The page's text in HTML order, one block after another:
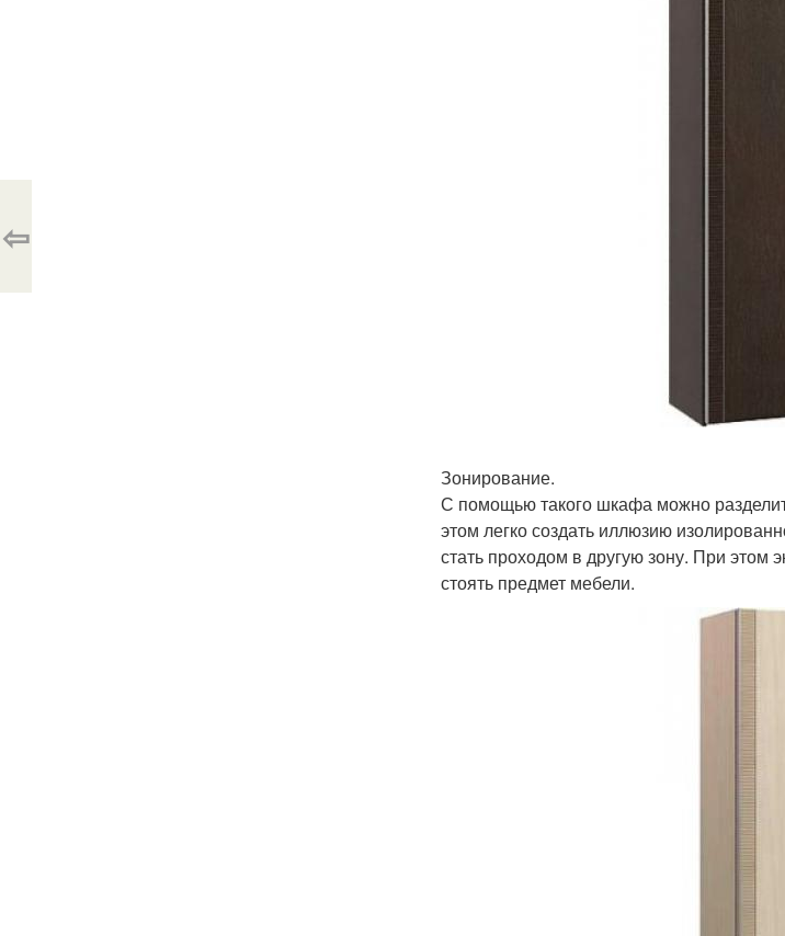
Зонирование.
С помощью такого шкафа можно
этом легко создать иллюзию
стать проходом в другую зону. При
стоять предмет мебели.
⇦